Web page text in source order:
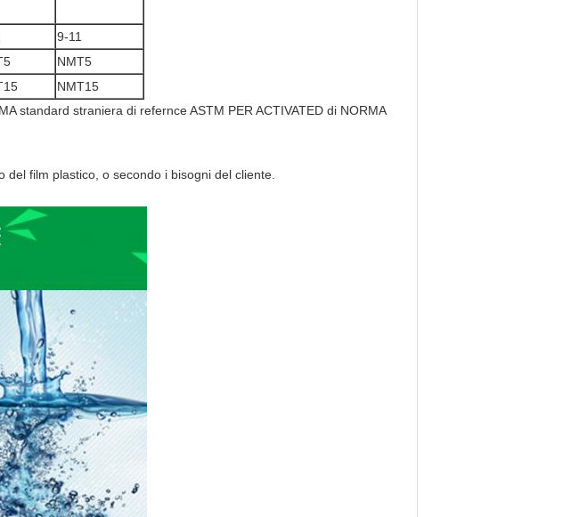
9-11
NMT5
NMT15
standard straniera di refernce ASTM PER ACTIVATED di NORMA
film plastico, o secondo i bisogni del cliente.